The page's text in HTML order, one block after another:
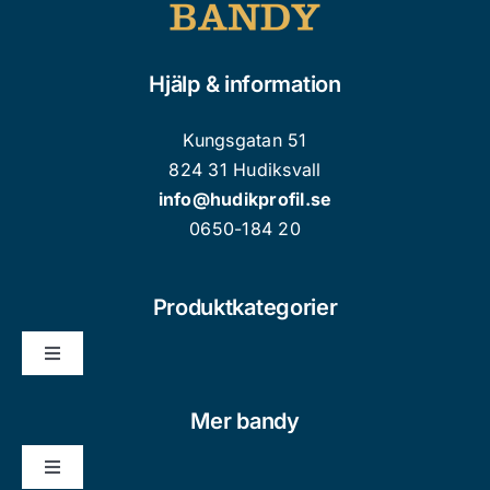
Hjälp & information
Kungsgatan 51
824 31 Hudiksvall
info@hudikprofil.se
0650-184 20
Produktkategorier
Toggle
Kläder/Souvenir Vuxen
Mer bandy
Toggle